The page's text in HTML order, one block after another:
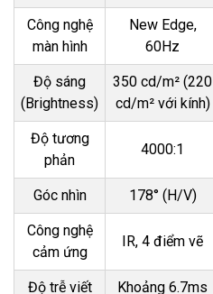
Công nghệ
màn hình
New Edge,
60Hz
Độ sáng
(Brightness)
350 cd/m² (220
cd/m² với kính)
Độ tương
phản
4000:1
Góc nhìn 178° (H/V)
Công nghệ
cảm ứng
IR, 4 điểm vẽ
Độ trễ viết Khoảng 6.7ms